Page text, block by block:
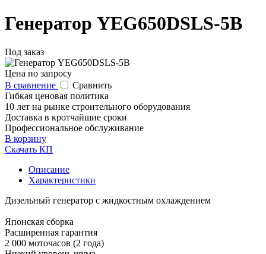
Генератор YEG650DSLS-5B
Под заказ
Цена по запросу
В сравнение
Сравнить
Гибкая ценовая политика
10 лет на рынке строительного оборудования
Доставка в кротчайшие сроки
Профессиональное обслуживание
В корзину
Скачать КП
Описание
Характеристики
Дизельный генератор с жидкостным охлаждением
Японская сборка
Расширенная гарантия
2 000 моточасов (2 года)